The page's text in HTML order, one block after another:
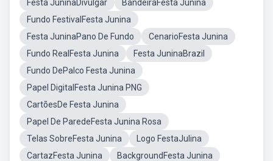
Festa JuninaDivulgar
BandeiraFesta Junina
Fundo FestivalFesta Junina
Festa JuninaPano De Fundo
CenarioFesta Junina
Fundo RealFesta Junina
Festa JuninaBrazil
Fundo DePalco Festa Junina
Papel DigitalFesta Junina PNG
CartõesDe Festa Junina
Papel De ParedeFesta Junina Rosa
Telas SobreFesta Junina
Logo FestaJulina
CartazFesta Junina
BackgroundFesta Junina